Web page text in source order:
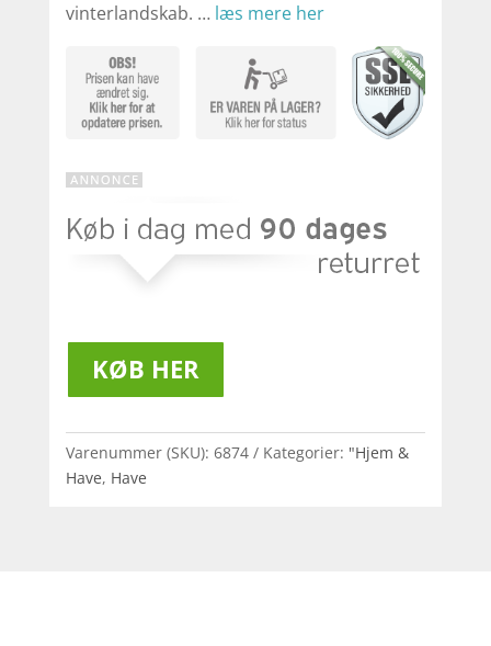
vinterlandskab. … læs mere her
KØB HER
Varenummer (SKU): 6874 Kategorier: "Hjem &
Have, Have